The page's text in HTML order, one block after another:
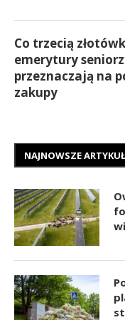
Co trzecią
emerytury
przeznaczają na
zakupy
NAJNOWSZE